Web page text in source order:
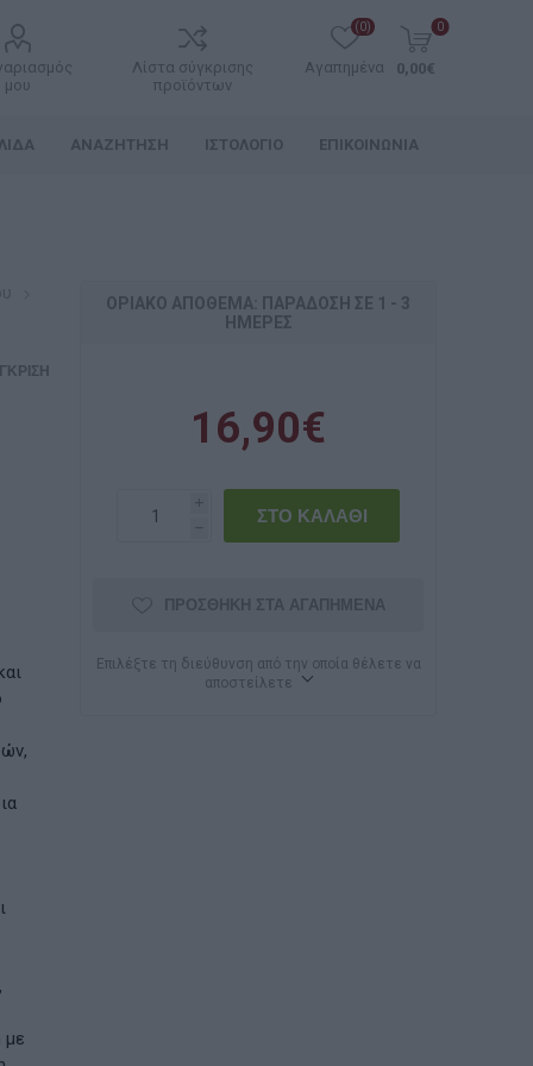
μου
Λίστα σύγκρισης
προϊόντων
Αγαπημένα
(0) 0
0,00€
ΑΝΑΖΉΤΗΣΗ ΙΣΤΟΛΌΓΙΟ ΕΠΙΚΟΙΝΩΝΊΑ
με
ΟΡΙΑΚΌ ΑΠΌΘΕΜΑ: ΠΑΡΆΔΟΣΗ ΣΕ 1 - 3
ΗΜΈΡΕΣ
16,90€
i
h
ΠΡΟΣΘΉΚΗ ΣΤΑ ΑΓΑΠΗΜΈΝΑ
Επιλέξτε τη διεύθυνση από την οποία θέλετε να
αποστείλετε